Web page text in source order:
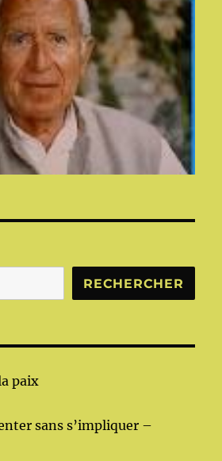
RECHERCHER
paix
sans s’impliquer –